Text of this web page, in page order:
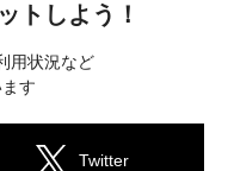
トしよう！
用状況など
す
Twitter